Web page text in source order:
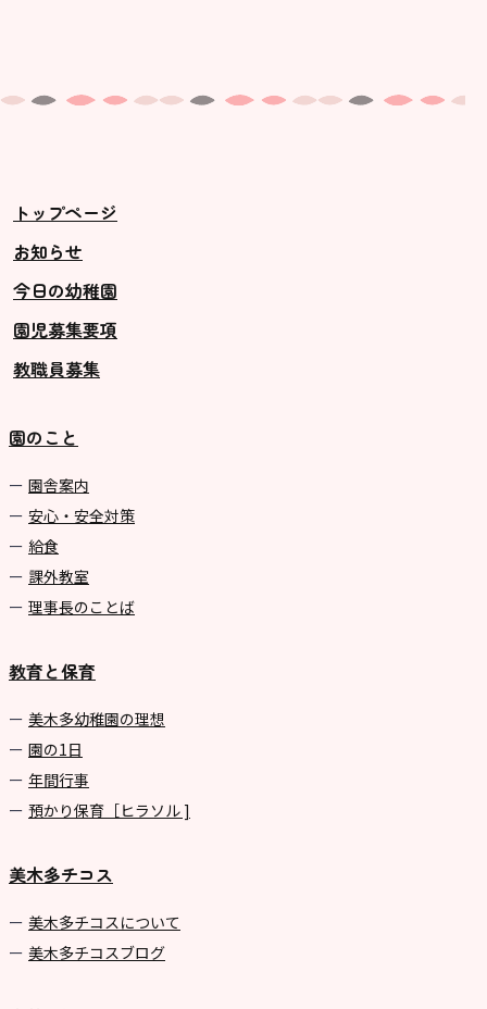
トップページ
お知らせ
今日の幼稚園
園児募集要項
教職員募集
園のこと
園舎案内
安心・安全対策
給食
課外教室
理事長のことば
教育と保育
美⽊多幼稚園の理想
園の1⽇
年間⾏事
預かり保育［ヒラソル ]
美木多チコス
美⽊多チコスについて
美⽊多チコスブログ
未就園児クラス
ス ]
2歳児ひとり登園［ゆず組 ]
グループ施設・
関係先リンク
学校法⼈諏訪森学園 諏訪森幼稚
園
⼤阪府私⽴幼稚園連盟
社会福祉法人野田福祉会